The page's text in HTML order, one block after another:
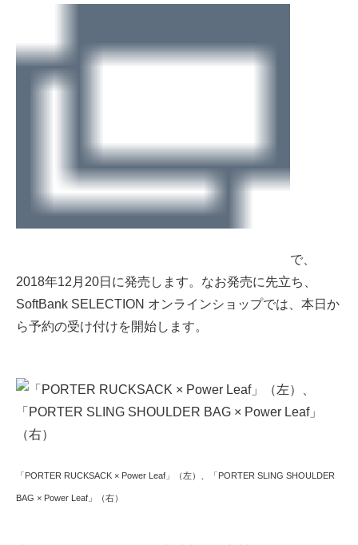
で、
2018年12月20日に発売します。なお発売に先立ち、
SoftBank SELECTION オンラインショップでは、本日か
ら予約の受け付けを開始します。
「PORTER RUCKSACK × Power Leaf」（左）、「PORTER SLING SHOULDER
BAG × Power Leaf」（右）